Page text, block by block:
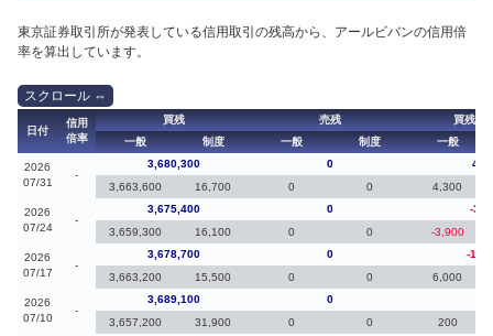
東京証券取引所が発表している信用取引の残高から、アールビバンの信用倍
率を算出しています。
日付
信用
倍率
買残 売残
買残（
一般
制度 一般 制度 一般
2026
07/31
-
3,680,300 0
3,663,600
16,700 0 0 4,300
2026
07/24
-
3,675,400 0
-
3,659,300
16,100 0 0 -3,900
2026
07/17
-
3,678,700 0
-
3,663,200
15,500 0 0 6,000
2026
07/10
-
3,689,100 0
3,657,200
31,900 0 0 200